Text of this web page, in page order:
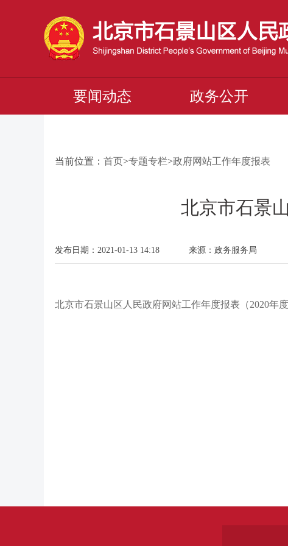
要闻动态 政务公开
当前位置： 首页>专题专栏>政府网站工作年度报表
北京市石景
发布日期：2021-01-13 14:18 来源：政务服务局
北京市石景山区人民政府网站工作年度报表（2020年度